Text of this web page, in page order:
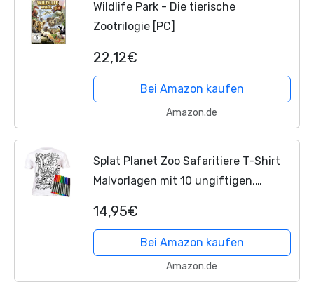
Wildlife Park - Die tierische
Zootrilogie [PC]
22,12€
Bei Amazon kaufen
Amazon.de
Splat Planet Zoo Safaritiere T-Shirt
Malvorlagen mit 10 ungiftigen,
Sie Ihr eigenes T-Shirt, färben und
auswaschen und...
14,95€
Bei Amazon kaufen
Amazon.de